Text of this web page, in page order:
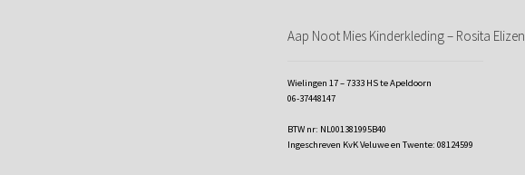
Aap Noot Mies Kinderkleding – Rosita Elizen
Wielingen 17 – 7333 HS te Apeldoorn
06-37448147
BTW nr: NL001381995B40
Ingeschreven KvK Veluwe en Twente: 08124599